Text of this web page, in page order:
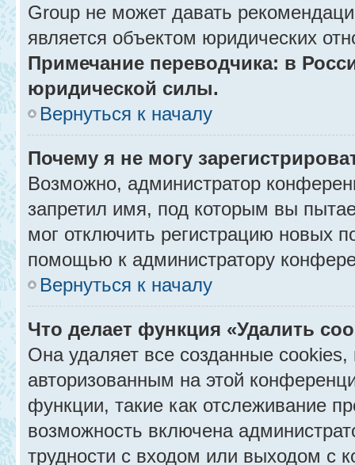
Group не может давать
является объектом юридических
Примечание переводчика: в
юридической силы.
Вернуться к началу
Почему я не могу
Возможно, администратор
запретил имя, под которым вы
мог отключить регистрацию новых
помощью к администратору
Вернуться к началу
Что делает функция «Удалить
Она удаляет все созданные
авторизованным на этой
функции, такие как отслеживание
возможность включена
трудности с входом или выходом с